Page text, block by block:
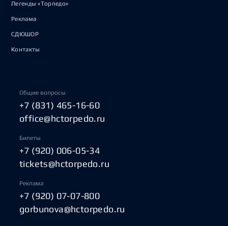
Легенды «Торпедо»
Реклама
СДЮШОР
Контакты
Общие вопросы
+7 (831) 465-16-60
office@hctorpedo.ru
Билеты
+7 (920) 006-05-34
tickets@hctorpedo.ru
Реклама
+7 (920) 07-07-800
gorbunova@hctorpedo.ru